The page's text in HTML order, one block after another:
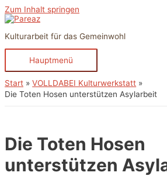
Zum Inhalt springen
Kulturarbeit für das Gemeinwohl
Hauptmenü
Start
VOLLDABEI Kulturwerkstatt
Die Toten Hosen unterstützen Asylarbeit
Die Toten Hosen
unterstützen